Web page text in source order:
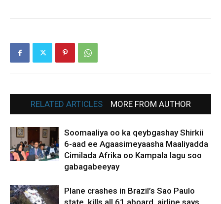
RELATED ARTICLES MORE FROM AUTHOR
Soomaaliya oo ka qeybgashay Shirkii
6-aad ee Agaasimeyaasha Maaliyadda
Cimilada Afrika oo Kampala lagu soo
gabagabeeyay
Plane crashes in Brazil’s Sao Paulo
state, kills all 61 aboard, airline says